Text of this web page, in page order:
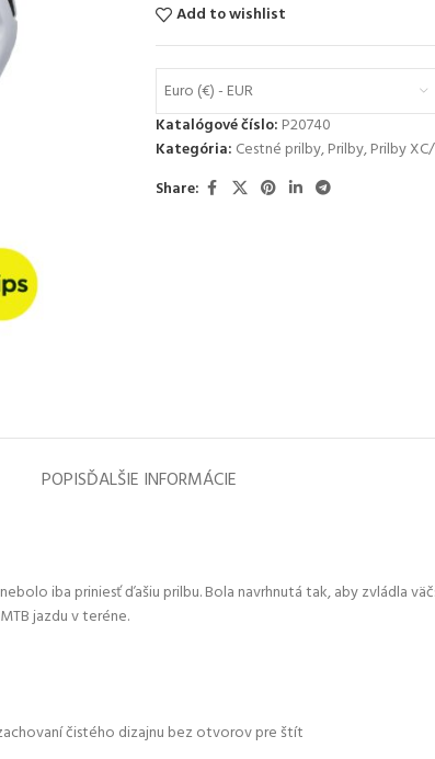
Add to wishlist
Euro (€) - EUR
Katalógové číslo: P20740
Kategória: Cestné prilby,Prilby,Prilby
Share:
POPISĎALŠIE INFORMÁCIE
iba priniesť ďašiu prilbu. Bola navrhnutá tak, aby zvládla
jazdu v teréne.
čistého dizajnu bez otvorov pre štít